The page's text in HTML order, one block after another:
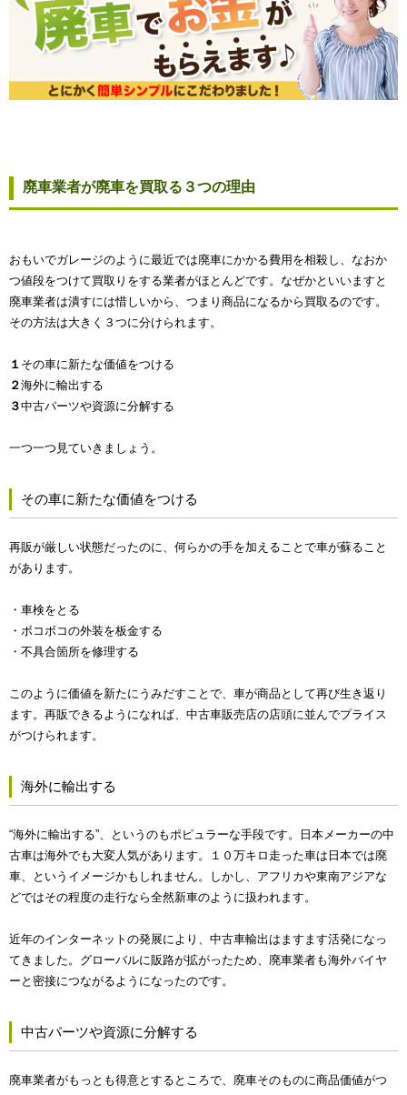
廃車業者が廃車を買取る３つの理由
おもいでガレージのように最近では廃車にかかる費用を相殺し、なおか
つ値段をつけて買取りをする業者がほとんどです。なぜかといいますと
廃車業者は潰すには惜しいから、つまり商品になるから買取るのです。
その方法は大きく３つに分けられます。
１ その車に新たな価値をつける
２海外に輸出する
３中古パーツや資源に分解する
一つ一つ見ていきましょう。
その車に新たな価値をつける
再販が厳しい状態だったのに、何らかの手を加えることで車が蘇ること
があります。
・車検をとる
・ボコボコの外装を板金する
・不具合箇所を修理する
このように価値を新たにうみだすことで、車が商品として再び生き返り
ます。再販できるようになれば、中古車販売店の店頭に並んでプライス
がつけられます。
海外に輸出する
“海外に輸出する”、というのもポピュラーな手段です。日本メーカーの中
古車は海外でも大変人気があります。１０万キロ走った車は日本では廃
車、というイメージかもしれません。しかし、アフリカや東南アジアな
どではその程度の走行なら全然新車のように扱われます。
近年のインターネットの発展により、中古車輸出はますます活発になっ
てきました。グローバルに販路が拡がったため、廃車業者も海外バイヤ
ーと密接につながるようになったのです。
中古パーツや資源に分解する
廃車業者がもっとも得意とするところで、廃車そのものに商品価値がつ